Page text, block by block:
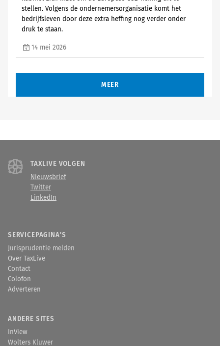
stellen. Volgens de ondernemersorganisatie komt het
bedrijfsleven door deze extra heffing nog verder onder
druk te staan.
14 mei 2026
MEER
TAXLIVE VOLGEN
Nieuwsbrief
Twitter
LinkedIn
SERVICEPAGINA'S
Jurisprudentie melden
Over TaxLive
Contact
Colofon
Adverteren
ANDERE SITES
InView
Wolters Kluwer